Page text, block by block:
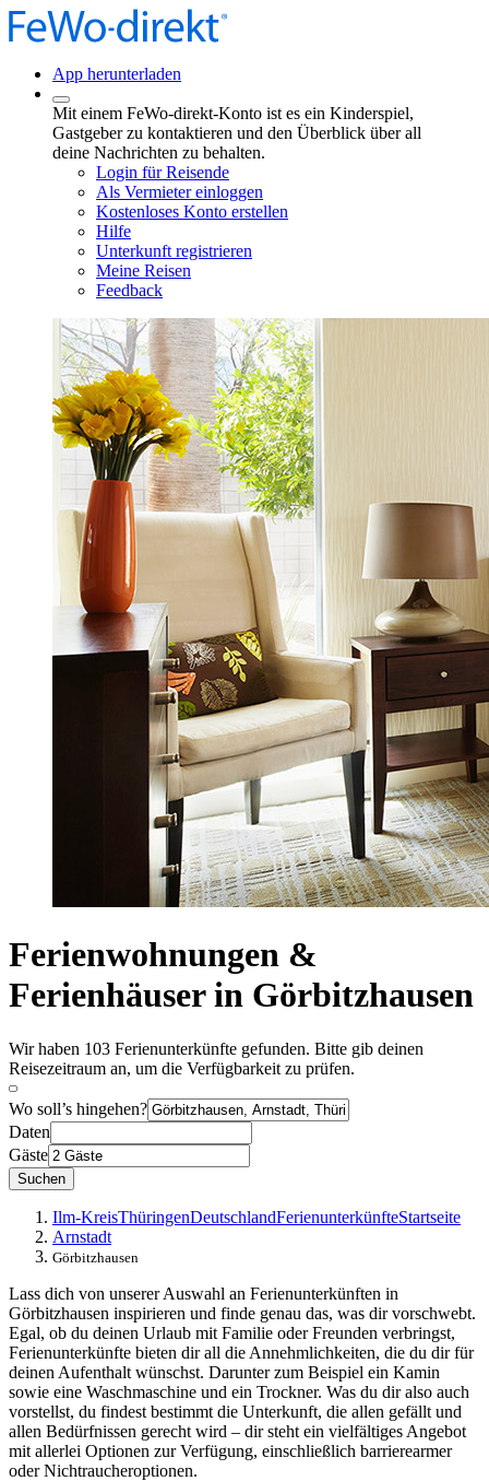
App herunterladen
Mit einem FeWo-direkt-Konto ist es ein Kinderspiel,
Gastgeber zu kontaktieren und den Überblick über all
deine Nachrichten zu behalten.
Login für Reisende
Als Vermieter einloggen
Kostenloses Konto erstellen
Hilfe
Unterkunft registrieren
Meine Reisen
Feedback
Ferienwohnungen &
Ferienhäuser in Görbitzhausen
Wir haben 103 Ferienunterkünfte gefunden. Bitte gib deinen
Reisezeitraum an, um die Verfügbarkeit zu prüfen.
Wo soll’s hingehen?
Daten
Gäste
Suchen
Ilm-KreisThüringenDeutschlandFerienunterkünfteStartseite
Arnstadt
Görbitzhausen
Lass dich von unserer Auswahl an Ferienunterkünften in
Görbitzhausen inspirieren und finde genau das, was dir vorschwebt.
Egal, ob du deinen Urlaub mit Familie oder Freunden verbringst,
Ferienunterkünfte bieten dir all die Annehmlichkeiten, die du dir für
deinen Aufenthalt wünschst. Darunter zum Beispiel ein Kamin
sowie eine Waschmaschine und ein Trockner. Was du dir also auch
vorstellst, du findest bestimmt die Unterkunft, die allen gefällt und
allen Bedürfnissen gerecht wird – dir steht ein vielfältiges Angebot
mit allerlei Optionen zur Verfügung, einschließlich barrierearmer
oder Nichtraucheroptionen.